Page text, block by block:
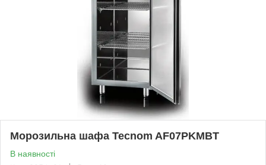
Морозильна шафа Tecnom AF07PKMBT
В наявності